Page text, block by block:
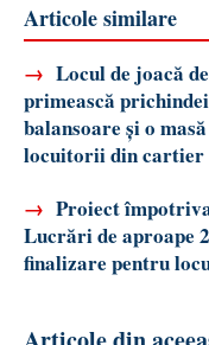
Articole similare
→ Locul de joacă
primească
balansoare și o
locuitorii din cartier
→ Proiect
Lucrări de aproape
finalizare pentru